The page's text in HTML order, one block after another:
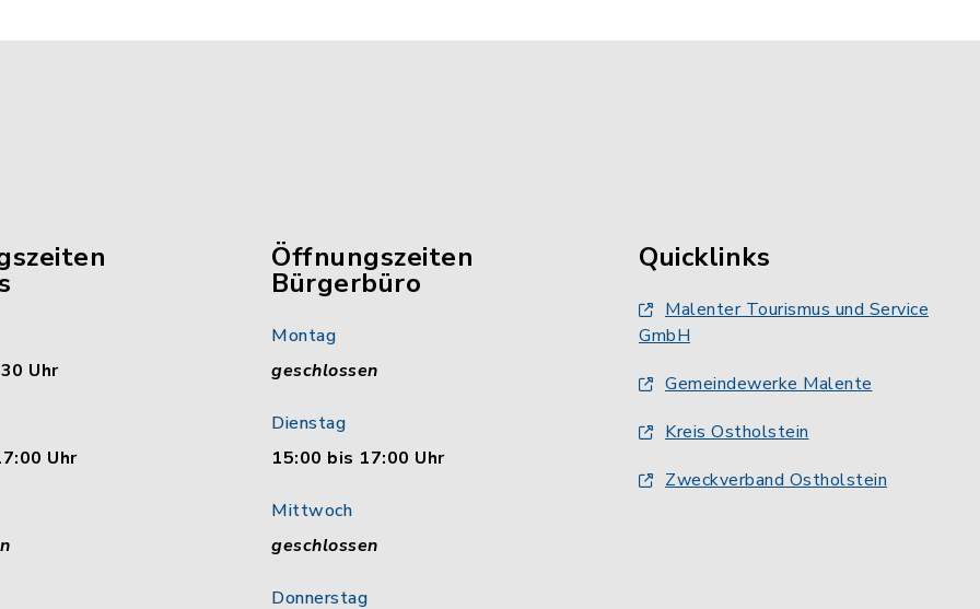
Uhr
Uhr
Öffnungszeiten
Bürgerbüro
Montag
geschlossen
Dienstag
15:00 bis 17:00 Uhr
Mittwoch
geschlossen
Donnerstag
Quicklinks
Malenter Tourismus und Service
GmbH
Gemeindewerke Malente
Kreis Ostholstein
Zweckverband Ostholstein